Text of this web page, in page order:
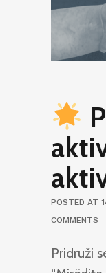
POSTED AT
COMMENTS
Pridruži